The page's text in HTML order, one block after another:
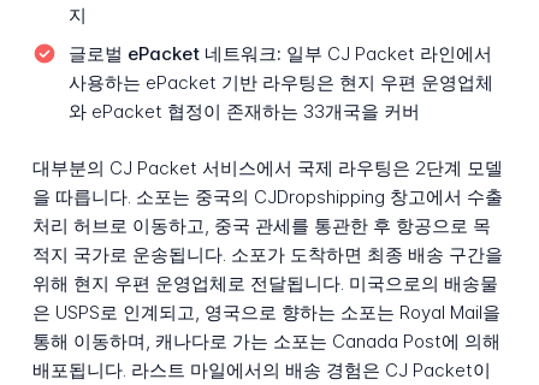
지
글로벌 ePacket 네트워크: 일부 CJ Packet 라인에서
사용하는 ePacket 기반 라우팅은 현지 우편 운영업체
와 ePacket 협정이 존재하는 33개국을 커버
대부분의 CJ Packet 서비스에서 국제 라우팅은 2단계 모델
을 따릅니다. 소포는 중국의 CJDropshipping 창고에서 수출
처리 허브로 이동하고, 중국 관세를 통관한 후 항공으로 목
적지 국가로 운송됩니다. 소포가 도착하면 최종 배송 구간을
위해 현지 우편 운영업체로 전달됩니다. 미국으로의 배송물
은 USPS로 인계되고, 영국으로 향하는 소포는 Royal Mail을
통해 이동하며, 캐나다로 가는 소포는 Canada Post에 의해
배포됩니다. 라스트 마일에서의 배송 경험은 CJ Packet이